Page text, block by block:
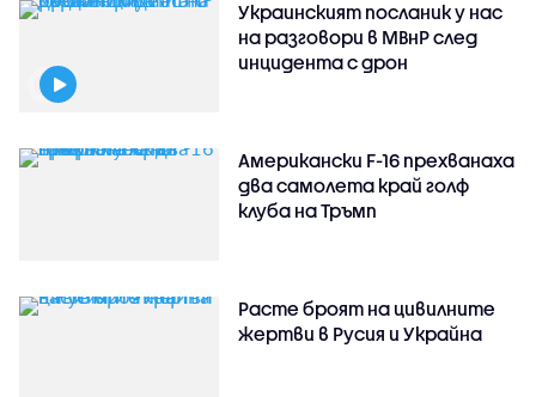
Украинският посланик у нас
на разговори в МВнР след
инцидента с дрон
Американски F-16 прехванаха
два самолета край голф
клуба на Тръмп
Расте броят на цивилните
жертви в Русия и Украйна